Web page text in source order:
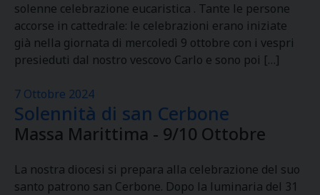
solenne celebrazione eucaristica . Tante le persone
accorse in cattedrale: le celebrazioni erano iniziate
già nella giornata di mercoledì 9 ottobre con i vespri
presieduti dal nostro vescovo Carlo e sono poi […]
7 Ottobre 2024
Solennità di san Cerbone
Massa Marittima - 9/10 Ottobre
La nostra diocesi si prepara alla celebrazione del suo
santo patrono san Cerbone. Dopo la luminaria del 31